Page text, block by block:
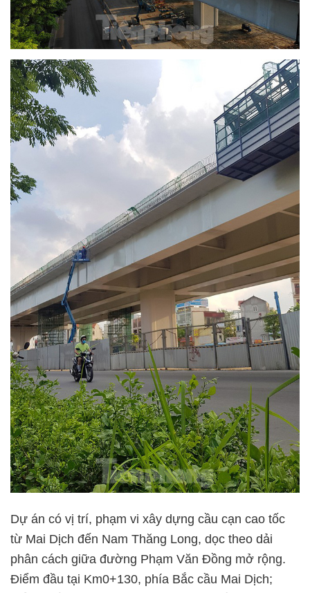
Dự án có vị trí, phạm vi xây dựng cầu cạn cao tốc
từ Mai Dịch đến Nam Thăng Long, dọc theo dải
phân cách giữa đường Phạm Văn Đồng mở rộng.
Điểm đầu tại Km0+130, phía Bắc cầu Mai Dịch;